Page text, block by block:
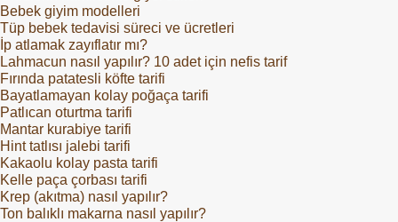
Bebek giyim modelleri
Tüp bebek tedavisi süreci ve ücretleri
İp atlamak zayıflatır mı?
Lahmacun nasıl yapılır? 10 adet için nefis tarif
Fırında patatesli köfte tarifi
Bayatlamayan kolay poğaça tarifi
Patlıcan oturtma tarifi
Mantar kurabiye tarifi
Hint tatlısı jalebi tarifi
Kakaolu kolay pasta tarifi
Kelle paça çorbası tarifi
Krep (akıtma) nasıl yapılır?
Ton balıklı makarna nasıl yapılır?